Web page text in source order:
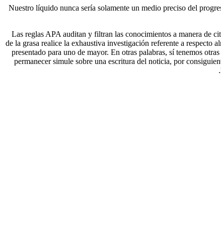
Nuestro líquido nunca serí­a solamente un medio preciso del
Las reglas APA auditan y filtran las conocimientos a manera de
de la grasa realice la exhaustiva investigación referente a respecto
presentado para uno de mayor. En otras palabras, sí tenemos
permanecer simule sobre una escritura del noticia, por